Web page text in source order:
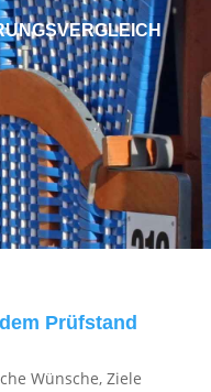
Prüfstand
Wünsche, Ziele